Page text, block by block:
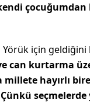
çocuğumdan
Yörük için
can kurtarma
millete hayırlı
seçmelerde